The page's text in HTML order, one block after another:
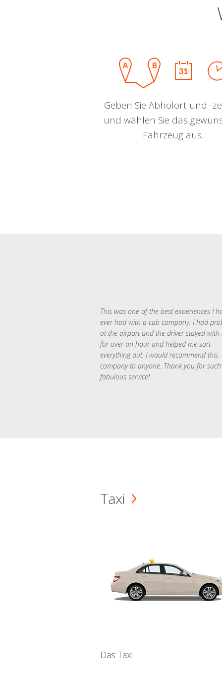
Geben Sie Abholort und -
und wählen Sie das
Fahrzeug aus.
This was one of the best experiences I
ever had with a cab company. I had
at the airport and the driver stayed with
for over an hour and helped me sort
everything out. I would recommend this
company to anyone. Thank you for such
fabulous service!
Taxi
Das Taxi